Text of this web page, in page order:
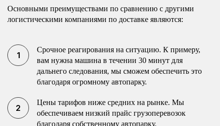
Основными преимуществами по сравнению с другими
логистическими компаниями по доставке являются:
Срочное реагирования на ситуацию. К примеру,
вам нужна машина в течении 30 минут для
дальнего следования, мы сможем обеспечить это
благодаря огромному автопарку.
Цены тарифов ниже средних на рынке. Мы
обеспечиваем низкий прайс грузоперевозок
благодаря собственному автопарку.